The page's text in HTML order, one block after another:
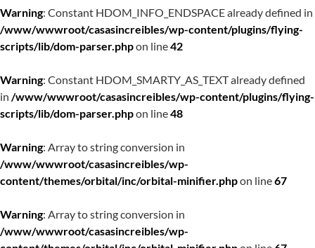
Warning: Constant HDOM_INFO_ENDSPACE already defined in
/www/wwwroot/casasincreibles/wp-content/plugins/flying-
scripts/lib/dom-parser.phpon line42
Warning: Constant HDOM_SMARTY_AS_TEXT already defined
in /www/wwwroot/casasincreibles/wp-content/plugins/flying-
scripts/lib/dom-parser.phpon line48
Warning: Array to string conversion in
/www/wwwroot/casasincreibles/wp-
content/themes/orbital/inc/orbital-minifier.phpon line67
Warning: Array to string conversion in
/www/wwwroot/casasincreibles/wp-